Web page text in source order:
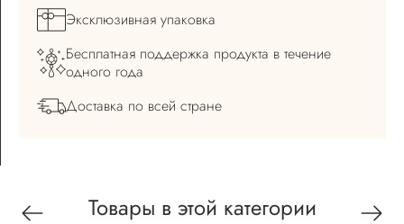
Эксклюзивная упаковка
Бесплатная поддержка продукта в течение
одного года
Доставка по всей стране
Товары в этой категории